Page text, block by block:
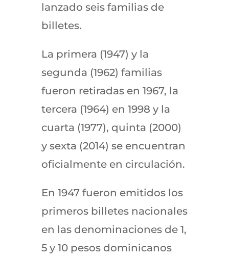
lanzado seis familias de
billetes.
La primera (1947) y la
segunda (1962) familias
fueron retiradas en 1967, la
tercera (1964) en 1998 y la
cuarta (1977), quinta (2000)
y sexta (2014) se encuentran
oficialmente en circulación.
En 1947 fueron emitidos los
primeros billetes nacionales
en las denominaciones de 1,
5 y 10 pesos dominicanos